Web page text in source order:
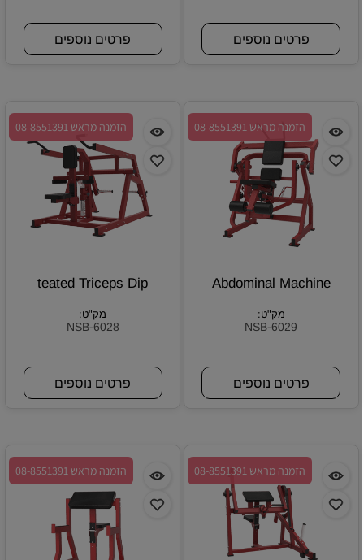
פרטים נוספים פרטים נוספים
הזמנה מראש 08-8551391
Abdominal Machine
מק"ט:
NSB-6029
פרטים נוספים
הזמנה מראש 08-8551391
teated Triceps Dip
מק"ט:
NSB-6028
פרטים נוספים
הזמנה מראש 08-8551391 הזמנה מראש 08-8551391